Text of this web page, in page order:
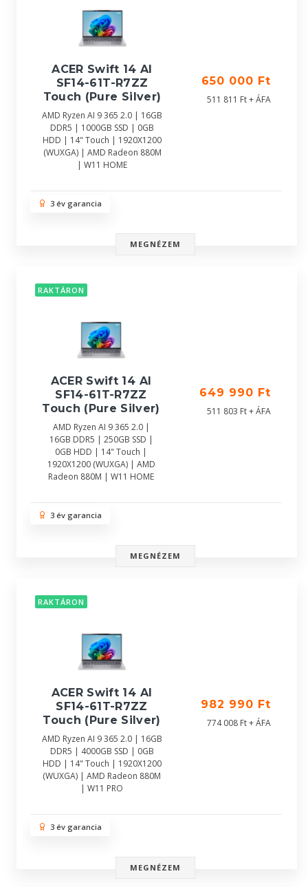
ACER Swift 14 AI
SF14-61T-R7ZZ
Touch (Pure Silver)
AMD Ryzen AI 9 365 2.0 | 16GB
DDR5 | 1000GB SSD | 0GB
HDD | 14" Touch | 1920X1200
(WUXGA) | AMD Radeon 880M
| W11 HOME
650 000 Ft
511 811 Ft + ÁFA
3 év garancia
MEGNÉZEM
RAKTÁRON
ACER Swift 14 AI
SF14-61T-R7ZZ
Touch (Pure Silver)
AMD Ryzen AI 9 365 2.0 |
16GB DDR5 | 250GB SSD |
0GB HDD | 14" Touch |
1920X1200 (WUXGA) | AMD
Radeon 880M | W11 HOME
649 990 Ft
511 803 Ft + ÁFA
3 év garancia
MEGNÉZEM
RAKTÁRON
ACER Swift 14 AI
SF14-61T-R7ZZ
Touch (Pure Silver)
AMD Ryzen AI 9 365 2.0 | 16GB
DDR5 | 4000GB SSD | 0GB
HDD | 14" Touch | 1920X1200
(WUXGA) | AMD Radeon 880M
| W11 PRO
982 990 Ft
774 008 Ft + ÁFA
3 év garancia
MEGNÉZEM